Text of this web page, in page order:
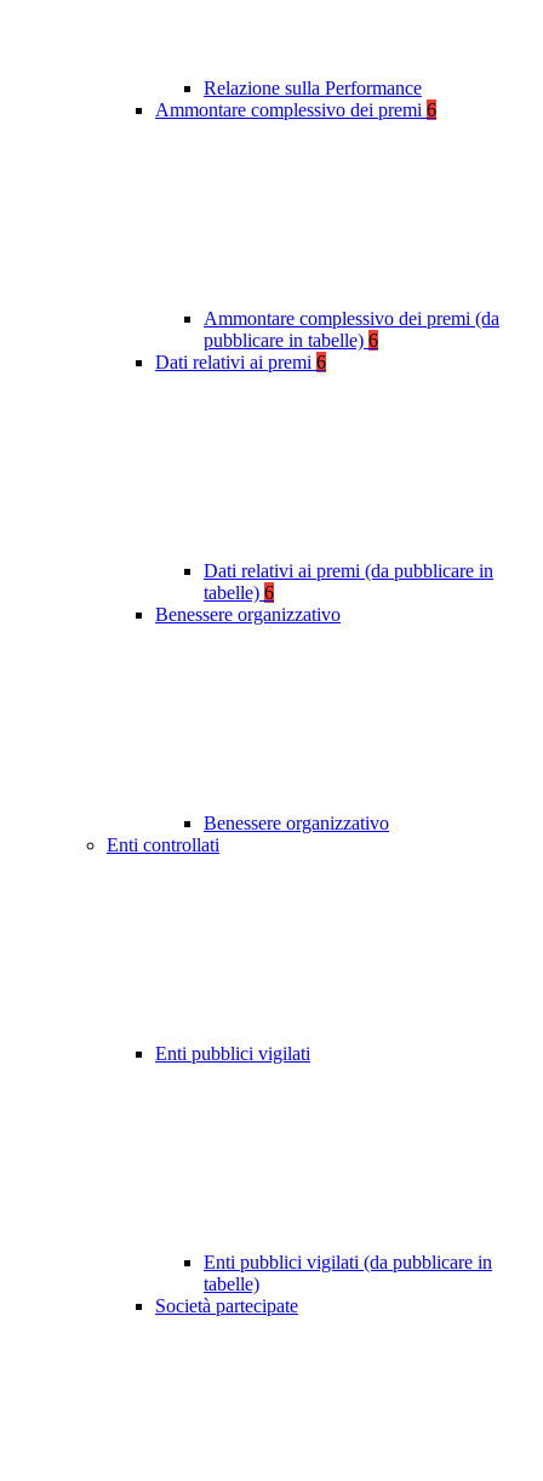
Relazione sulla Performance
Ammontare complessivo dei premi 6
Ammontare complessivo dei premi (da
pubblicare in tabelle) 6
Dati relativi ai premi 6
Dati relativi ai premi (da pubblicare in
tabelle) 6
Benessere organizzativo
Benessere organizzativo
Enti controllati
Enti pubblici vigilati
Enti pubblici vigilati (da pubblicare in
tabelle)
Società partecipate